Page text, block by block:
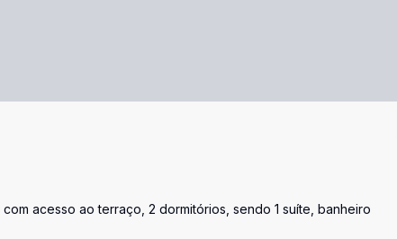
acesso ao terraço, 2 dormitórios, sendo 1 suíte, banheiro